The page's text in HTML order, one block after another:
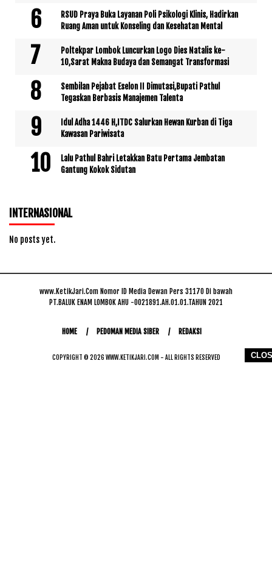
RSUD Praya Buka Layanan Poli Psikologi Klinis, Hadirkan
Ruang Aman untuk Konseling dan Kesehatan Mental
Poltekpar Lombok Luncurkan Logo Dies Natalis ke-
10,Sarat Makna Budaya dan Semangat Transformasi
Sembilan Pejabat Eselon II Dimutasi,Bupati Pathul
Tegaskan Berbasis Manajemen Talenta
Idul Adha 1446 H,ITDC Salurkan Hewan Kurban di Tiga
Kawasan Pariwisata
Lalu Pathul Bahri Letakkan Batu Pertama Jembatan
Gantung Kokok Sidutan
INTERNASIONAL
No posts yet.
www.KetikJari.Com Nomor ID Media Dewan Pers 31170 Di bawah
PT.BALUK ENAM LOMBOK AHU -0021891.AH.01.01.TAHUN 2021
HOME PEDOMAN MEDIA SIBER REDAKSI
COPYRIGHT © 2026 WWW.KETIKJARI.COM - ALL RIGHTS RESERVED